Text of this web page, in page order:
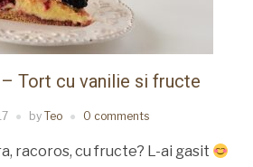
Tort cu vanilie si fructe
by Teo 0 comments
racoros, cu fructe? L-ai gasit